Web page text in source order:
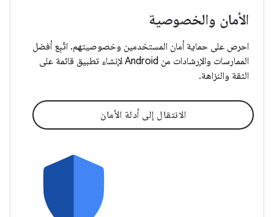
الأمان والخصوصية
احرص على حماية أمان المستخدمين وخصوصيتهم. اتّبِع أفضل
الممارسات والإرشادات من Android لإنشاء تطبيق قائمة على
الثقة والنزاهة.
الانتقال إلى أدلة الأمان